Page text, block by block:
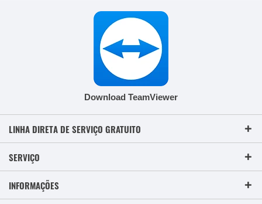
Download TeamViewer
LINHA DIRETA DE SERVIÇO GRATUITO
SERVIÇO
INFORMAÇÕES